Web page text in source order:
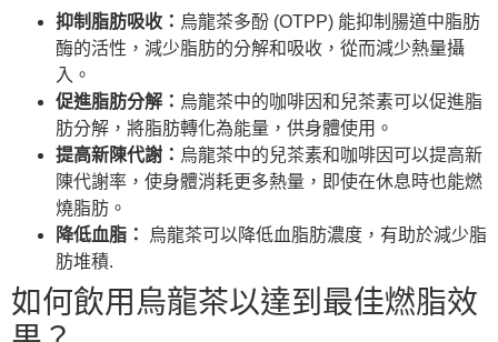
抑制脂肪吸收： 烏龍茶多酚 (OTPP) 能抑制腸道中脂肪
酶的活性，減少脂肪的分解和吸收，從而減少熱量攝
入。
促進脂肪分解： 烏龍茶中的咖啡因和兒茶素可以促進脂
肪分解，將脂肪轉化為能量，供身體使用。
提高新陳代謝： 烏龍茶中的兒茶素和咖啡因可以提高新
陳代謝率，使身體消耗更多熱量，即使在休息時也能燃
燒脂肪。
降低血脂：
烏龍茶可以降低血脂肪濃度，有助於減少脂
肪堆積.
如何飲用烏龍茶以達到最佳燃脂效